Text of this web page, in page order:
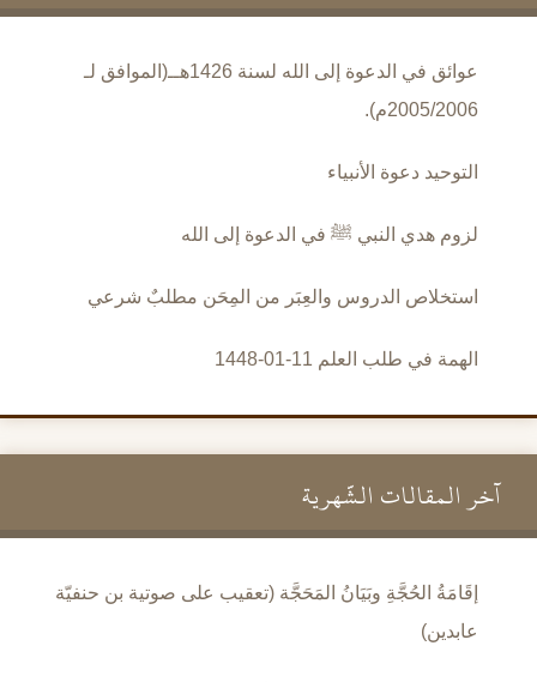
عوائق في الدعوة إلى الله لسنة 1426هــ(الموافق لـ
2005/2006م).
التوحيد دعوة الأنبياء
لزوم هدي النبي ﷺ في الدعوة إلى الله
استخلاص الدروس والعِبَر من المِحَن مطلبٌ شرعي
الهمة في طلب العلم 11-01-1448
آخر المقالات الشَّهرية
إقَامَةُ الحُجَّةِ وبَيَانُ المَحَجَّة (تعقيب على صوتية بن حنفيّة
عابدين)